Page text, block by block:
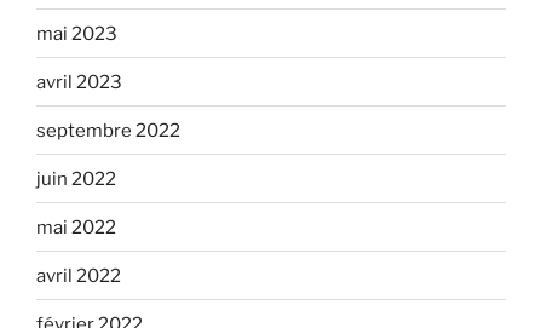
mai 2023
avril 2023
septembre 2022
juin 2022
mai 2022
avril 2022